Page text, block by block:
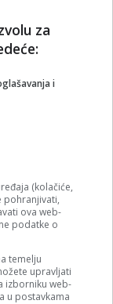
za
i
(kolačiće,
pohranjivati,
ova web-
podatke o
temelju
upravljati
izborniku web-
u postavkama